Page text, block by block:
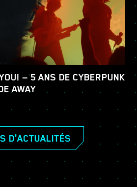
— 5 ANS DE CYBERPUNK
AWAY
D'ACTUALITÉS